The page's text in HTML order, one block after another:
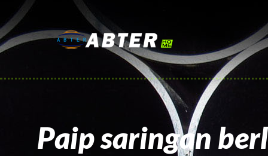
Paip saringan